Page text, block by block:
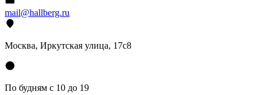
mail@hallberg.ru
Москва, Иркутская улица, 17с8
По будням с 10 до 19